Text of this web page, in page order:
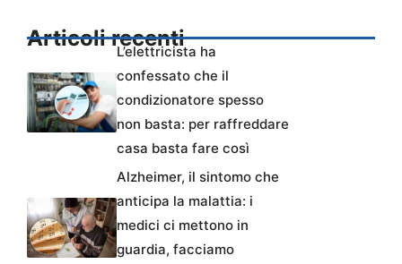
Articoli recenti
L’elettricista ha
confessato che il
condizionatore spesso
non basta: per raffreddare
casa basta fare così
Alzheimer, il sintomo che
anticipa la malattia: i
medici ci mettono in
guardia, facciamo